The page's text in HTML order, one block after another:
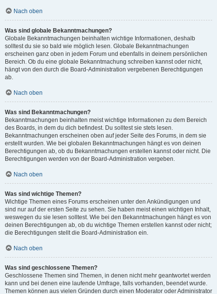
Nach oben
Was sind globale Bekanntmachungen?
Globale Bekanntmachungen beinhalten wichtige Informationen, deshalb
solltest du sie so bald wie möglich lesen. Globale Bekanntmachungen
erscheinen ganz oben in jedem Forum und ebenfalls in deinem persönlichen
Bereich. Ob du eine globale Bekanntmachung schreiben kannst oder nicht,
hängt von den durch die Board-Administration vergebenen Berechtigungen
ab.
Nach oben
Was sind Bekanntmachungen?
Bekanntmachungen beinhalten meist wichtige Informationen zu dem Bereich
des Boards, in dem du dich befindest. Du solltest sie stets lesen.
Bekanntmachungen erscheinen oben auf jeder Seite des Forums, in dem sie
erstellt wurden. Wie bei globalen Bekanntmachungen hängt es von deinen
Berechtigungen ab, ob du Bekanntmachungen erstellen kannst oder nicht. Die
Berechtigungen werden von der Board-Administration vergeben.
Nach oben
Was sind wichtige Themen?
Wichtige Themen eines Forums erscheinen unter den Ankündigungen und
sind nur auf der ersten Seite zu sehen. Sie haben meist einen wichtigen Inhalt,
weswegen du sie lesen solltest. Wie bei den Bekanntmachungen hängt es von
deinen Berechtigungen ab, ob du wichtige Themen erstellen kannst oder nicht;
die Berechtigungen stellt die Board-Administration ein.
Nach oben
Was sind geschlossene Themen?
Geschlossene Themen sind Themen, in denen nicht mehr geantwortet werden
kann und bei denen eine laufende Umfrage, falls vorhanden, beendet wurde.
Themen können aus vielen Gründen durch einen Moderator oder Administrator